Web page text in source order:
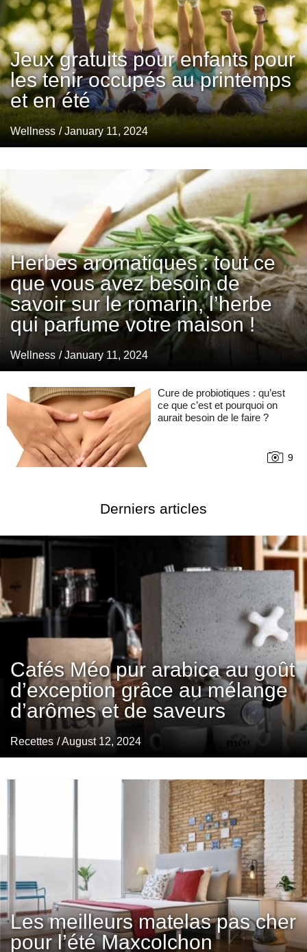
Jeux gratuits pour enfants pour
les tenir occupés au printemps
et en été
Wellness / January 11, 2024
Herbes aromatiques : tout ce
que vous avez besoin de
savoir sur le romarin, l’herbe
qui parfume votre maison !
Wellness / January 11, 2024
Cure de probiotiques : qu’est
ce que c’est et pourquoi on
aurait besoin de le faire ?
9
Derniers articles
Cafés Méo pur arabica au goût
d’exception grâce au mélange
d’arômes et de saveurs
Recettes / August 12, 2024
Les meilleurs matelas pas cher
pour l’été Maxcolchon